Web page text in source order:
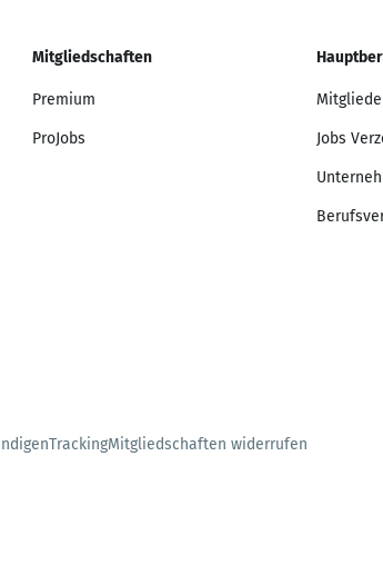
Mitgliedschaften
Premium
ProJobs Jobs
TrackingMitgliedschaften widerrufen